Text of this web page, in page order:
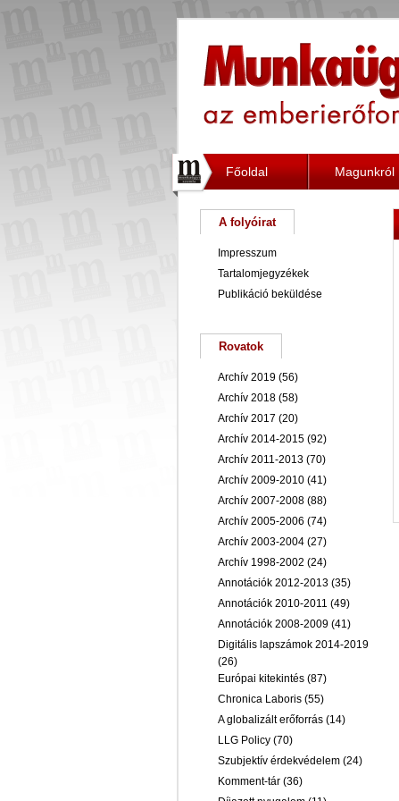
Főoldal Magunkról
A folyóirat
Impresszum
Tartalomjegyzékek
Publikáció beküldése
Rovatok
Archív 2019 (56)
Archív 2018 (58)
Archív 2017 (20)
Archív 2014-2015 (92)
Archív 2011-2013 (70)
Archív 2009-2010 (41)
Archív 2007-2008 (88)
Archív 2005-2006 (74)
Archív 2003-2004 (27)
Archív 1998-2002 (24)
Annotációk 2012-2013 (35)
Annotációk 2010-2011 (49)
Annotációk 2008-2009 (41)
Digitális lapszámok 2014-2019
(26)
Európai kitekintés (87)
Chronica Laboris (55)
A globalizált erőforrás (14)
LLG Policy (70)
Szubjektív érdekvédelem (24)
Komment-tár (36)